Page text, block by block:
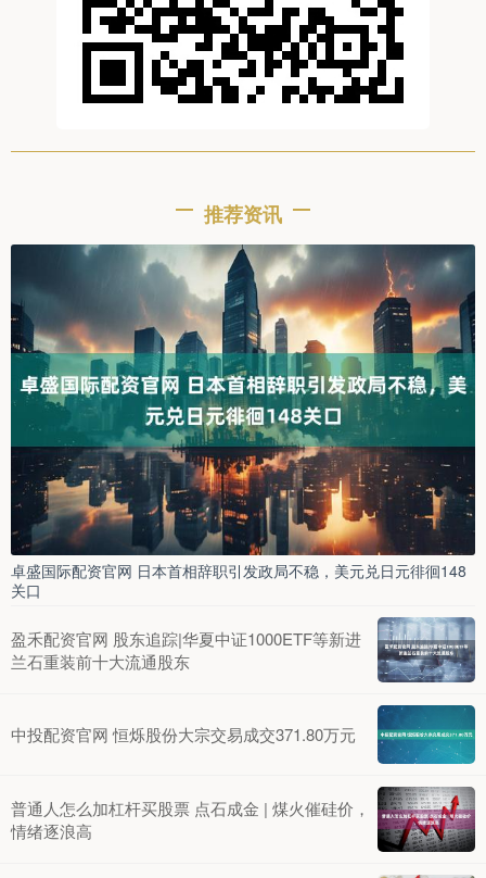
推荐资讯
卓盛国际配资官网 日本首相辞职引发政局不稳，美元兑日元徘徊148
关口
盈禾配资官网 股东追踪|华夏中证1000ETF等新进
兰石重装前十大流通股东
中投配资官网 恒烁股份大宗交易成交371.80万元
普通人怎么加杠杆买股票 点石成金 | 煤火催硅价，
情绪逐浪高